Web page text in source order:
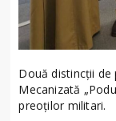
Două distincții de
Mecanizată
preoților militari.